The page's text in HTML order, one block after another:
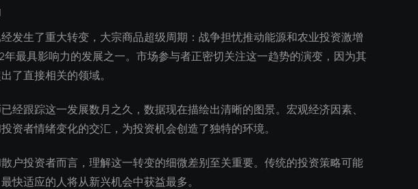
发生了重大转变，大宗商品超级周期：战争担忧推动能源和农业投资激增
年最具影响力的发展之一。市场参与者正密切关注这一趋势的演变，因为其
了直接相关的领域。
经跟踪这一发展数月之久，数据现在描绘出清晰的图景。宏观经济因素、
资者情绪变化的交汇，为投资机会创造了独特的环境。
户投资者而言，理解这一转变的细微差别至关重要。传统的投资策略可能
快适应的人将从新兴机会中获益最多。